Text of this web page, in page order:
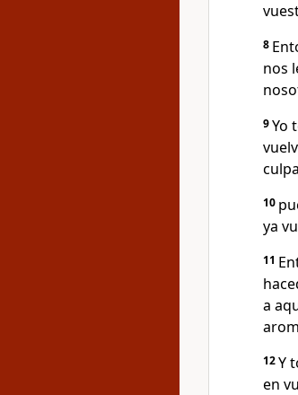
8
nos
9Yo
10
ya
11
a
12Y
en